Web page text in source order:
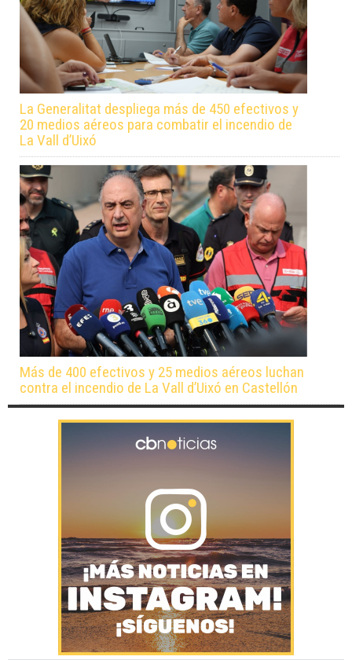
La Generalitat despliega más de 450 efectivos y
20 medios aéreos para combatir el incendio de
La Vall d’Uixó
Más de 400 efectivos y 25 medios aéreos luchan
contra el incendio de La Vall d’Uixó en Castellón